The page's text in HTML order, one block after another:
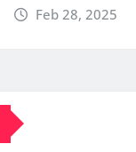
Feb 28, 2025